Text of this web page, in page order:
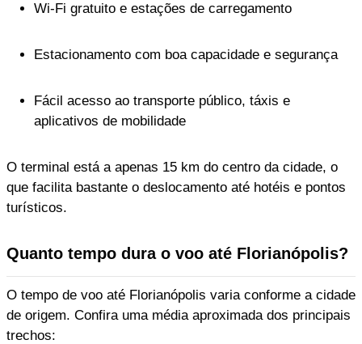
Wi-Fi gratuito e estações de carregamento
Estacionamento com boa capacidade e segurança
Fácil acesso ao transporte público, táxis e
aplicativos de mobilidade
O terminal está a apenas 15 km do centro da cidade, o
que facilita bastante o deslocamento até hotéis e pontos
turísticos.
Quanto tempo dura o voo até Florianópolis?
O tempo de voo até Florianópolis varia conforme a cidade
de origem. Confira uma média aproximada dos principais
trechos: